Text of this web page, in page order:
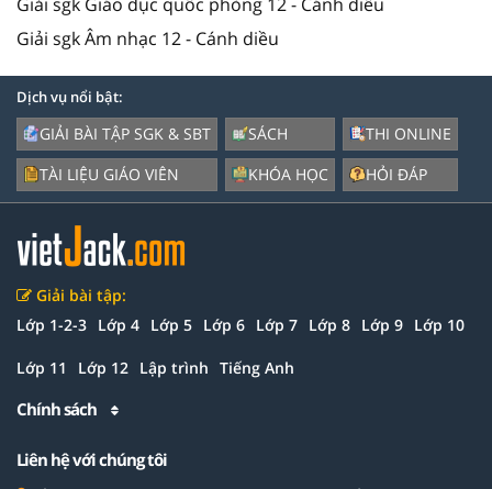
Giải sgk Âm nhạc 12 - Cánh diều
Dịch vụ nổi bật:
GIẢI BÀI TẬP SGK & SBT
TÀI LIỆU GIÁO VIÊN
SÁCH
KHÓA HỌC
THI ONLINE
HỎI ĐÁP
Giải bài tập:
Lớp 1-2-3 Lớp 4 Lớp 5 Lớp 6 Lớp 7 Lớp 8 Lớp 9 Lớp 10
Lớp 11 Lớp 12 Lập trình Tiếng Anh
Chính sách
Liên hệ với chúng tôi